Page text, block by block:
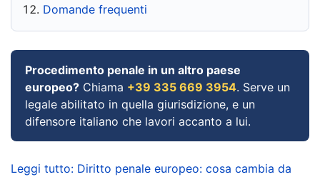
Domande frequenti
Procedimento penale in un altro paese
europeo? Chiama +39 335 669 3954. Serve un
legale abilitato in quella giurisdizione, e un
difensore italiano che lavori accanto a lui.
Leggi tutto: Diritto penale europeo: cosa cambia da